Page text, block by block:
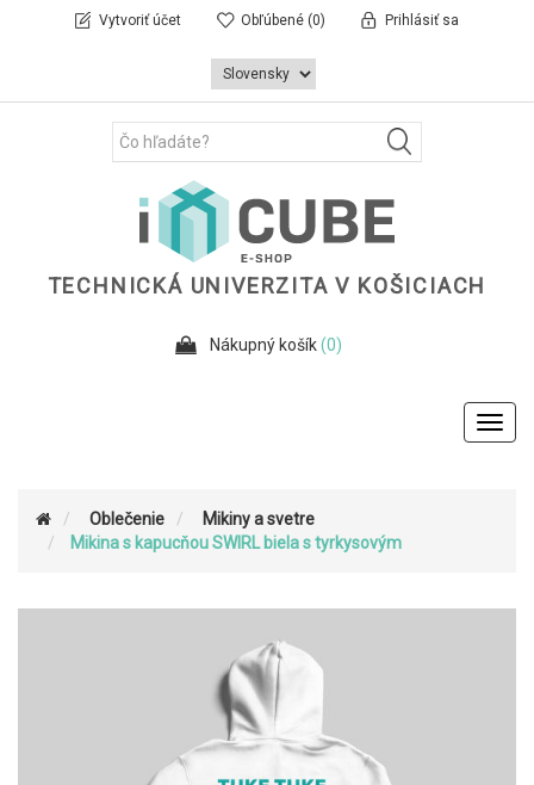
Vytvoriť účet Obľúbené (0) Prihlásiť sa
TECHNICKÁ UNIVERZITA V KOŠICIACH
Nákupný košík(0)
Oblečenie
Mikiny a svetre
Mikina s kapucňou SWIRL biela s tyrkysovým